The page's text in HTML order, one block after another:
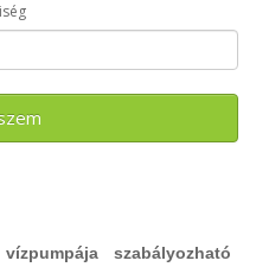
szabályozható